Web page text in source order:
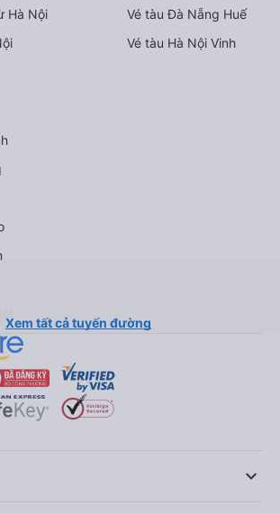
Hà Nội
Vé tàu Đà Nẵng Huế
Vé tàu Hà Nội Vinh
Xem tất cả tuyến đường
keyboard_arrow_down